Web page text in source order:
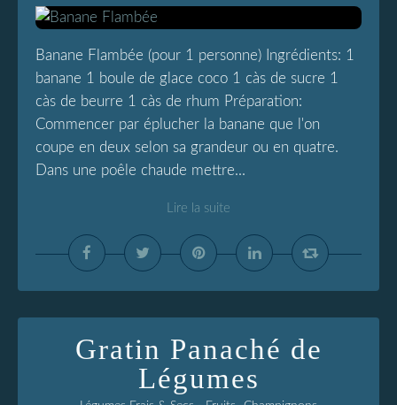
Banane Flambée (pour 1 personne) Ingrédients: 1
banane 1 boule de glace coco 1 càs de sucre 1
càs de beurre 1 càs de rhum Préparation:
Commencer par éplucher la banane que l'on
coupe en deux selon sa grandeur ou en quatre.
Dans une poêle chaude mettre...
Lire la suite
Gratin Panaché de
Légumes